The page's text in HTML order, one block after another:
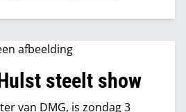
de verf- en
in het bijzonder.
afbeelding
steelt show
van DMG, is zondag 3